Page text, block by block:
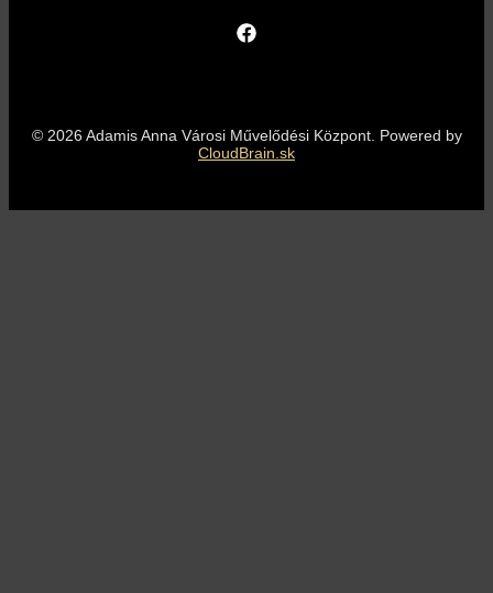
© 2026 Adamis Anna Városi Művelődési Központ. Powered by
CloudBrain.sk